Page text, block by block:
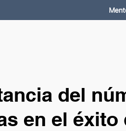
del
en el éxito